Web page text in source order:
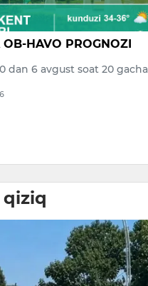
OB-HAVO PROGNOZI
dan 6 avgust soat 20 gacha
qiziq